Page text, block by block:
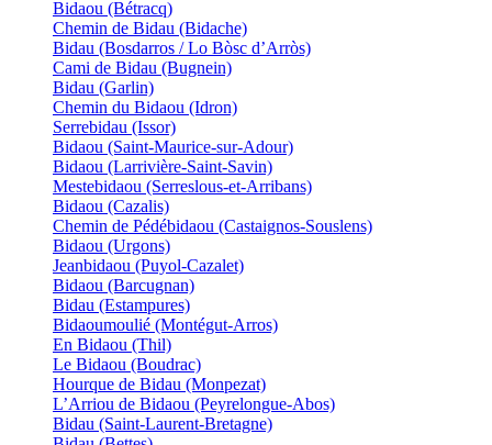
Bidaou (Bétracq)
Chemin de Bidau (Bidache)
Bidau (Bosdarros / Lo Bòsc d’Arròs)
Cami de Bidau (Bugnein)
Bidau (Garlin)
Chemin du Bidaou (Idron)
Serrebidau (Issor)
Bidaou (Saint-Maurice-sur-Adour)
Bidaou (Larrivière-Saint-Savin)
Mestebidaou (Serreslous-et-Arribans)
Bidaou (Cazalis)
Chemin de Pédébidaou (Castaignos-Souslens)
Bidaou (Urgons)
Jeanbidaou (Puyol-Cazalet)
Bidaou (Barcugnan)
Bidau (Estampures)
Bidaoumoulié (Montégut-Arros)
En Bidaou (Thil)
Le Bidaou (Boudrac)
Hourque de Bidau (Monpezat)
L’Arriou de Bidaou (Peyrelongue-Abos)
Bidau (Saint-Laurent-Bretagne)